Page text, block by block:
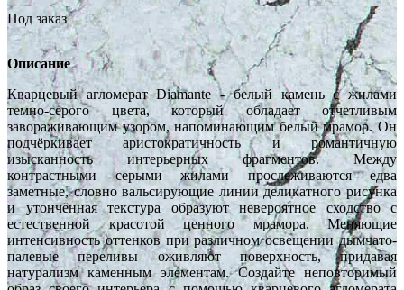
Под заказ
Описание
Кварцевый агломерат Diamante - белый камень с жилами
темно-серого цвета, который обладает отчетливым
завораживающим узором, напоминающим белый мрамор. Он
подчёркивает аристократичность и романтичную
изысканность интерьерных фрагментов. Между
контрастными серыми жилами прослеживаются едва
заметные, словно вальсирующие линии деликатного рисунка
и утончённая текстура образуют невероятное сходство с
естественной красотой ценного мрамора. Меняющие
интенсивность оттенков при различном освещении дымчато-
палевые переливы оживляют поверхность, придавая
натурализм каменным элементам. Создайте неповторимый